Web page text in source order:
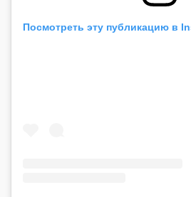
Посмотреть эту публикацию в